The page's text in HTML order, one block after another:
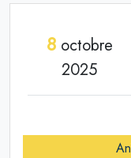
8octobre
2025